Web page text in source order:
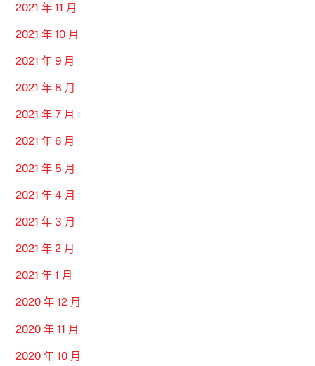
2021 年 11 月
2021 年 10 月
2021 年 9 月
2021 年 8 月
2021 年 7 月
2021 年 6 月
2021 年 5 月
2021 年 4 月
2021 年 3 月
2021 年 2 月
2021 年 1 月
2020 年 12 月
2020 年 11 月
2020 年 10 月